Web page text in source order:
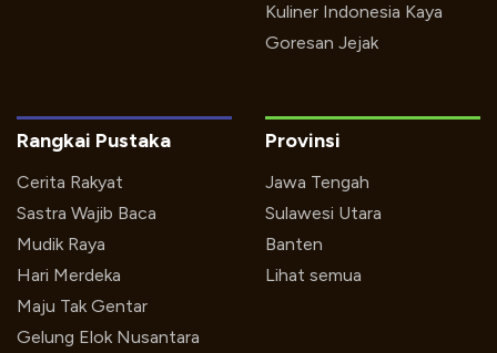
Kuliner Indonesia Kaya
Goresan Jejak
Rangkai Pustaka
Cerita Rakyat
Sastra Wajib Baca
Mudik Raya
Hari Merdeka
Maju Tak Gentar
Gelung Elok Nusantara
Provinsi
Jawa Tengah
Sulawesi Utara
Banten
Lihat semua